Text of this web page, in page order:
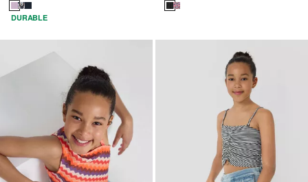
DURABLE